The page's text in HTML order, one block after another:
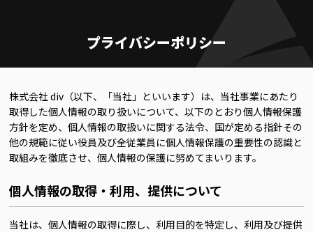
プライバシーポリシー
株式会社 div（以下、「当社」といいます）は、当社事業にあたり
取得した個人情報の取り扱いについて、以下のとおり個人情報保護
方針を定め、個人情報の取扱いに関する法令、国が定める指針その
他の規範に従い役員及び全従業員に個人情報保護の重要性の認識と
取組みを徹底させ、個人情報の保護に努めてまいります。
個人情報の取得・利用、提供について
当社は、個人情報の取得に際し、利用目的を特定し、利用及び提供